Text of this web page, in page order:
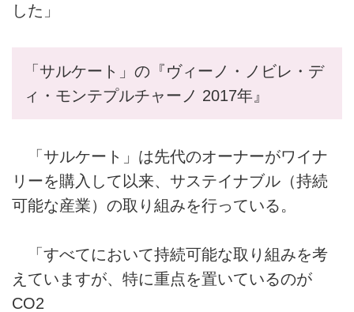
した」
「サルケート」の『ヴィーノ・ノビレ・デ
ィ・モンテプルチャーノ 2017年』
「サルケート」は先代のオーナーがワイナ
リーを購入して以来、サステイナブル（持続
可能な産業）の取り組みを行っている。
「すべてにおいて持続可能な取り組みを考
えていますが、特に重点を置いているのが
CO2